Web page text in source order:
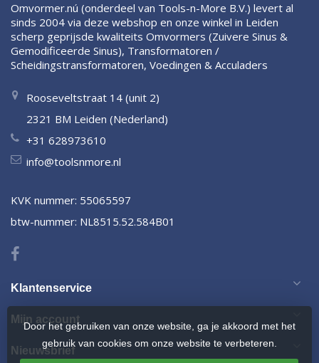
Omvormer.nú (onderdeel van Tools-n-More B.V.) levert al
sinds 2004 via deze webshop en onze winkel in Leiden
scherp geprijsde kwaliteits Omvormers (Zuivere Sinus &
Gemodificeerde Sinus), Transformatoren /
Scheidingstransformatoren, Voedingen & Acculaders
Rooseveltstraat 14 (unit 2)
2321 BM Leiden (Nederland)
+31 628973610
info@toolsnmore.nl
KVK nummer: 55065597
btw-nummer: NL8515.52.584B01
Klantenservice
Mijn account
Nieuwsbrief
Door het gebruiken van onze website, ga je akkoord met het
gebruik van cookies om onze website te verbeteren.